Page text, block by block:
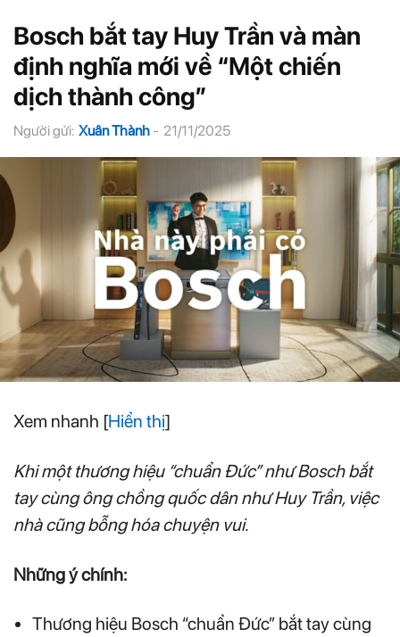
Bosch bắt tay Huy Trần và màn
định nghĩa mới về “Một chiến
dịch thành công”
Người gửi: Xuân Thành - 21/11/2025
Xem nhanh [Hiển thị]
Khi một thương hiệu “chuẩn Đức” như Bosch bắt
tay cùng ông chồng quốc dân như Huy Trần, việc
nhà cũng bỗng hóa chuyện vui.
Những ý chính:
Thương hiệu Bosch “chuẩn Đức” bắt tay cùng